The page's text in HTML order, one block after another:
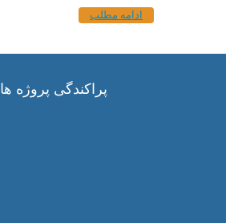
ادامه مطلب
پراکندگی پروژه ها